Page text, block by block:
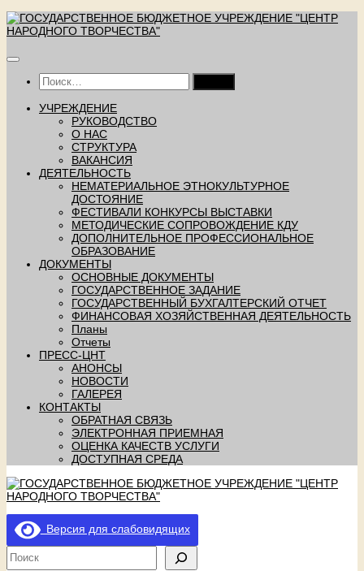
Перейти
к
Найти:
УЧРЕЖДЕНИЕ
РУКОВОДСТВО
О НАС
СТРУКТУРА
ВАКАНСИЯ
ДЕЯТЕЛЬНОСТЬ
НЕМАТЕРИАЛЬНОЕ ЭТНОКУЛЬТУРНОЕ
ДОСТОЯНИЕ
ФЕСТИВАЛИ КОНКУРСЫ ВЫСТАВКИ
МЕТОДИЧЕСКИЕ СОПРОВОЖДЕНИЕ КДУ
ДОПОЛНИТЕЛЬНОЕ ПРОФЕССИОНАЛЬНОЕ
ОБРАЗОВАНИЕ
ДОКУМЕНТЫ
ОСНОВНЫЕ ДОКУМЕНТЫ
ГОСУДАРСТВЕННОЕ ЗАДАНИЕ
ГОСУДАРСТВЕННЫЙ БУХГАЛТЕРСКИЙ ОТЧЕТ
ФИНАНСОВАЯ ХОЗЯЙСТВЕННАЯ ДЕЯТЕЛЬНОСТЬ
Планы
Отчеты
ПРЕСС-ЦНТ
АНОНСЫ
НОВОСТИ
ГАЛЕРЕЯ
КОНТАКТЫ
ОБРАТНАЯ СВЯЗЬ
ЭЛЕКТРОННАЯ ПРИЕМНАЯ
ОЦЕНКА КАЧЕСТВ УСЛУГИ
ДОСТУПНАЯ СРЕДА
Версия для слабовидящих